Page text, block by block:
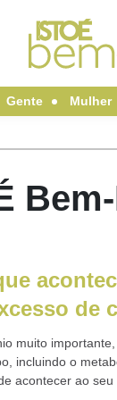
Gente Mulher
de
muito
incluindo o
acontecer ao